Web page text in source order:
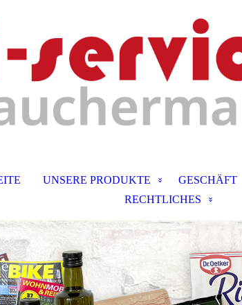
UNSERE PRODUKTE GESCHÄFT
RECHTLICHES